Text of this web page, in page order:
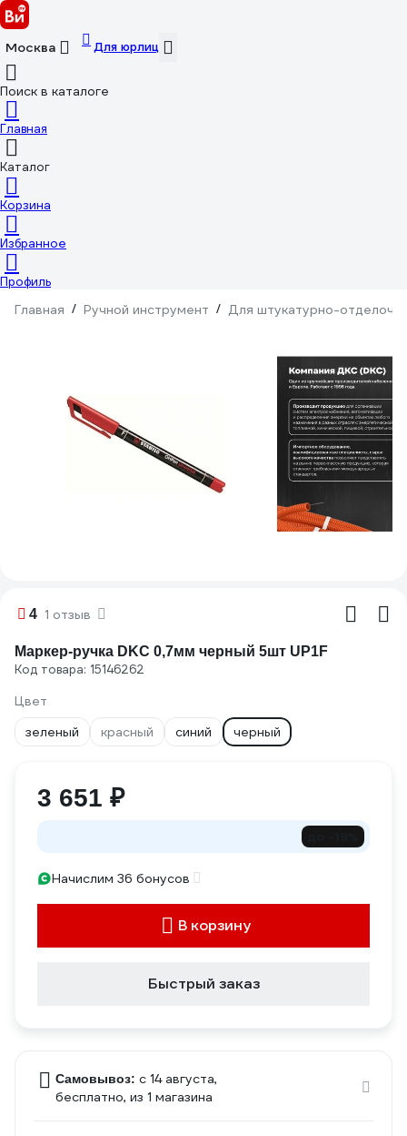
Москва Для юрлиц
Поиск в каталоге
Главная
Каталог
Корзина
Избранное
Профиль
Главная / Ручной инструмент / Для штукатурно-
4 1 отзыв
Маркер-ручка DKC 0,7мм черный 5шт UP1F
Код товара: 15146262
Цвет
зеленый
красный синий черный
3 651 ₽
Начислим 36 бонусов
В корзину
Быстрый заказ
Самовывоз: c 14 августа,
бесплатно, из 1 магазина